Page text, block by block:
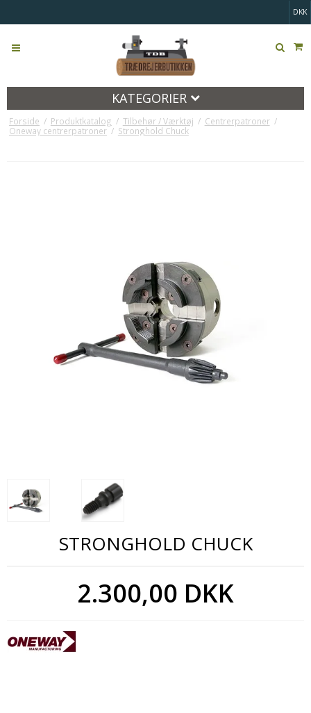
DKK
KATEGORIER
Forside / Produktkatalog / Tilbehør / Værktøj / Centrerpatroner /
Oneway centrerpatroner / Stronghold Chuck
STRONGHOLD CHUCK
2.300,00 DKK